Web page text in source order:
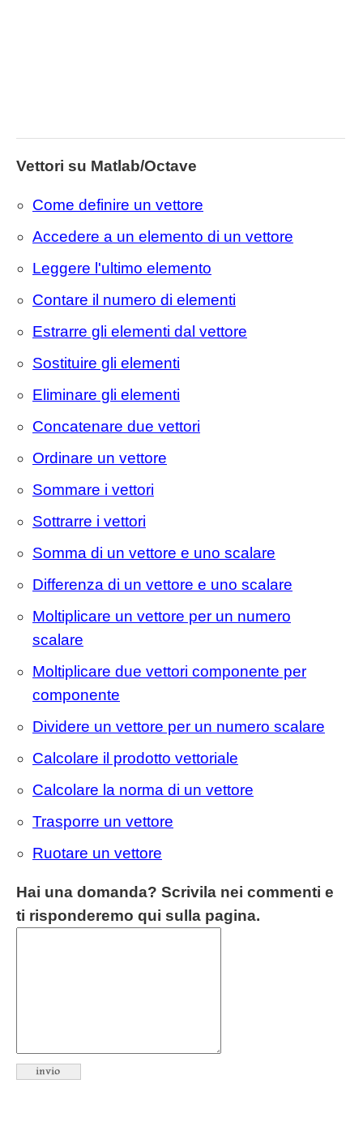
Vettori su Matlab/Octave
Come definire un vettore
Accedere a un elemento di un vettore
Leggere l'ultimo elemento
Contare il numero di elementi
Estrarre gli elementi dal vettore
Sostituire gli elementi
Eliminare gli elementi
Concatenare due vettori
Ordinare un vettore
Sommare i vettori
Sottrarre i vettori
Somma di un vettore e uno scalare
Differenza di un vettore e uno scalare
Moltiplicare un vettore per un numero
scalare
Moltiplicare due vettori componente per
componente
Dividere un vettore per un numero scalare
Calcolare il prodotto vettoriale
Calcolare la norma di un vettore
Trasporre un vettore
Ruotare un vettore
Hai una domanda? Scrivila nei commenti e
ti risponderemo qui sulla pagina.